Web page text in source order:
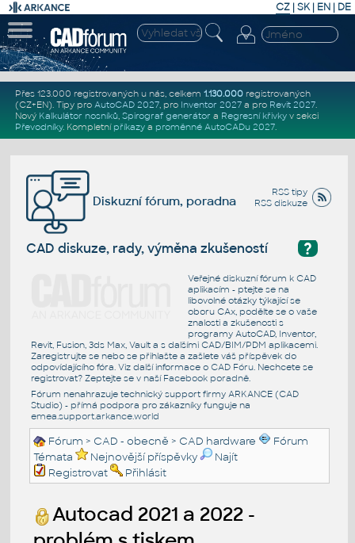
CZ | SK| EN | DE
Přes 123.000 registrovaných u nás, celkem 1.130.000registrovaných
(CZ+EN). Tipy pro AutoCAD 2027, pro Inventor 2027a pro Revit 2027.
Nový Kalkulátor nosníků, Spirograf generátor a Regresní křivkyv sekci
Převodníky. Kompletní příkazya proměnné AutoCADu 2027.
RSS tipy
RSS diskuze
Diskuzní fórum, poradna
?
CAD diskuze, rady, výměna zkušeností
Veřejné diskuzní fórum k CAD
aplikacím - ptejte se na
libovolné otázky týkající se
oboru CAx, podělte se o vaše
znalosti a zkušenosti s
programy AutoCAD, Inventor,
Revit, Fusion, 3ds Max, Vault a s dalšími CAD/BIM/PDM aplikacemi.
Zaregistrujte se nebo se přihlašte a zašlete váš příspěvek do
odpovídajícího fóra. Viz další informace o CAD Fóru. Nechcete se
registrovat? Zeptejte se v naší Facebook poradně.
Fórum nenahrazuje technický support firmy ARKANCE (CAD
Studio) - přímá podpora pro zákazníky funguje na
emea.support.arkance.world
Fórum > CAD - obecně > CAD hardware
Fórum
Témata
Nejnovější příspěvky
Najít
Registrovat
Přihlásit
Autocad 2021 a 2022 -